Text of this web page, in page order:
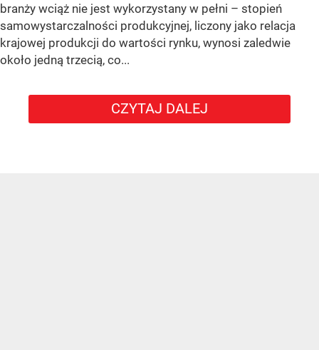
branży wciąż nie jest wykorzystany w pełni – stopień
samowystarczalności produkcyjnej, liczony jako relacja
krajowej produkcji do wartości rynku, wynosi zaledwie
około jedną trzecią, co...
CZYTAJ DALEJ